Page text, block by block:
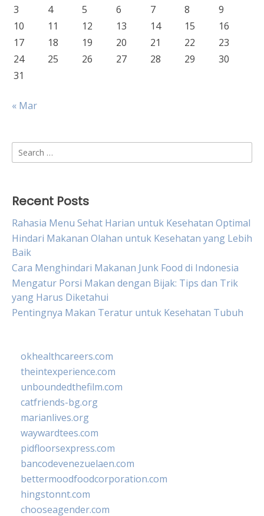
3
4 5 6 7 8
9
10
11 12 13 14 15
16
17
18 19 20 21 22
23
24
25 26 27 28 29
30
31
« Mar
Search
for:
Recent Posts
Rahasia Menu Sehat Harian untuk Kesehatan Optimal
Hindari Makanan Olahan untuk Kesehatan yang Lebih
Baik
Cara Menghindari Makanan Junk Food di Indonesia
Mengatur Porsi Makan dengan Bijak: Tips dan Trik
yang Harus Diketahui
Pentingnya Makan Teratur untuk Kesehatan Tubuh
okhealthcareers.com
theintexperience.com
unboundedthefilm.com
catfriends-bg.org
marianlives.org
waywardtees.com
pidfloorsexpress.com
bancodevenezuelaen.com
bettermoodfoodcorporation.com
hingstonnt.com
chooseagender.com